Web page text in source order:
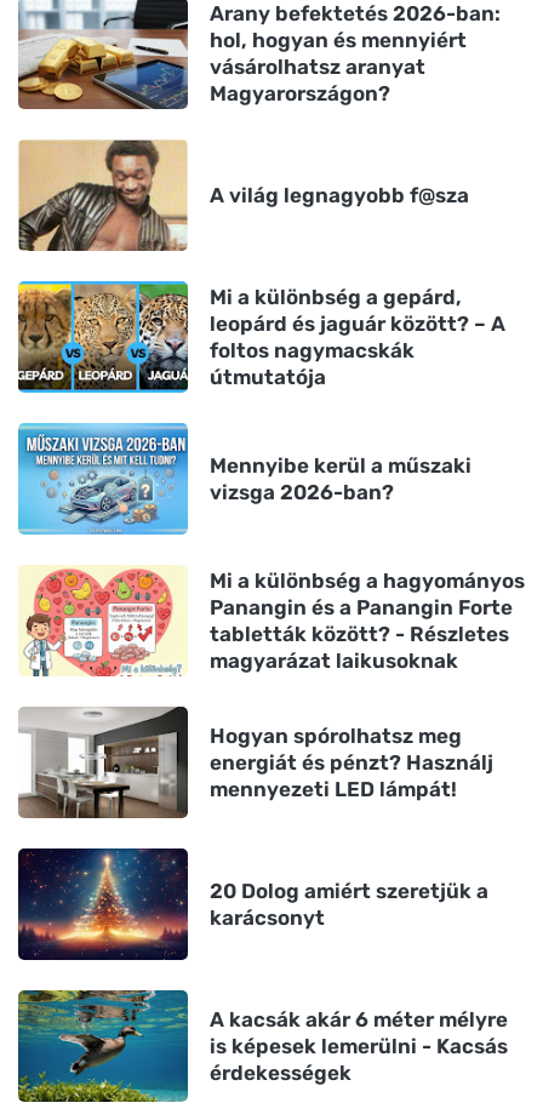
Arany befektetés 2026-ban:
hol, hogyan és mennyiért
vásárolhatsz aranyat
Magyarországon?
A világ legnagyobb f@sza
Mi a különbség a gepárd,
leopárd és jaguár között? – A
foltos nagymacskák
útmutatója
Mennyibe kerül a műszaki
vizsga 2026-ban?
Mi a különbség a hagyományos
Panangin és a Panangin Forte
tabletták között? - Részletes
magyarázat laikusoknak
Hogyan spórolhatsz meg
energiát és pénzt? Használj
mennyezeti LED lámpát!
20 Dolog amiért szeretjük a
karácsonyt
A kacsák akár 6 méter mélyre
is képesek lemerülni - Kacsás
érdekességek